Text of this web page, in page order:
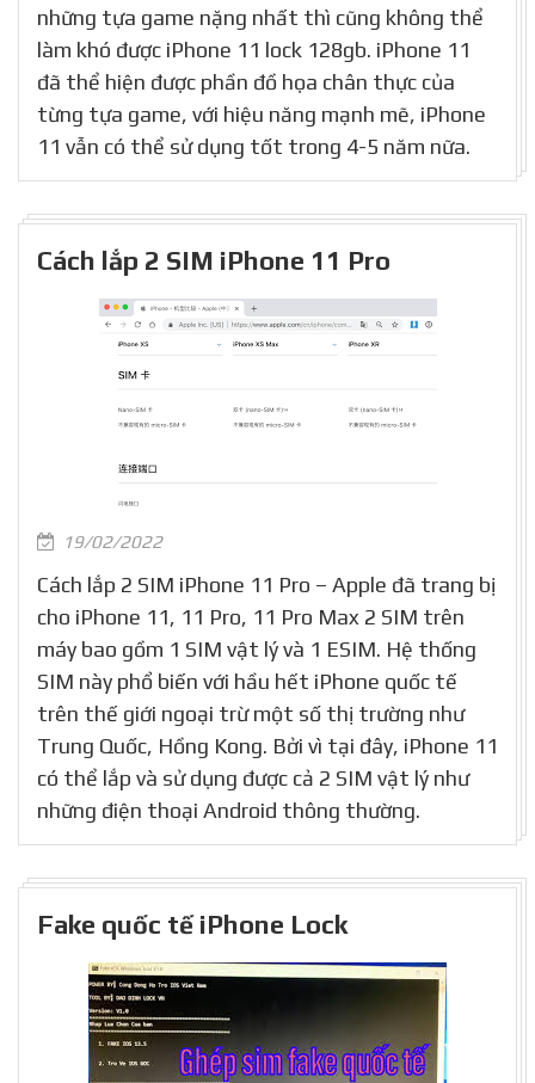
những tựa game nặng nhất thì cũng không thể
làm khó được iPhone 11 lock 128gb. iPhone 11
đã thể hiện được phần đồ họa chân thực của
từng tựa game, với hiệu năng mạnh mẽ, iPhone
11 vẫn có thể sử dụng tốt trong 4-5 năm nữa.
Cách lắp 2 SIM iPhone 11 Pro
19/02/2022
Cách lắp 2 SIM iPhone 11 Pro – Apple đã trang bị
cho iPhone 11, 11 Pro, 11 Pro Max 2 SIM trên
máy bao gồm 1 SIM vật lý và 1 ESIM. Hệ thống
SIM này phổ biến với hầu hết iPhone quốc tế
trên thế giới ngoại trừ một số thị trường như
Trung Quốc, Hồng Kong. Bởi vì tại đây, iPhone 11
có thể lắp và sử dụng được cả 2 SIM vật lý như
những điện thoại Android thông thường.
Fake quốc tế iPhone Lock